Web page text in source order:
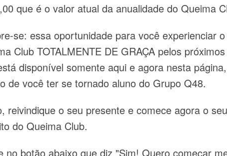
que é o valor atual da anualidade do Queima
se: essa oportunidade para você experienciar o
Club TOTALMENTE DE GRAÇA pelos
disponível somente aqui e agora nesta
de você ter se tornado aluno do Grupo Q48.
reivindique o seu presente e comece agora o
do Queima Club.
no botão abaixo que diz "Sim! Quero começar